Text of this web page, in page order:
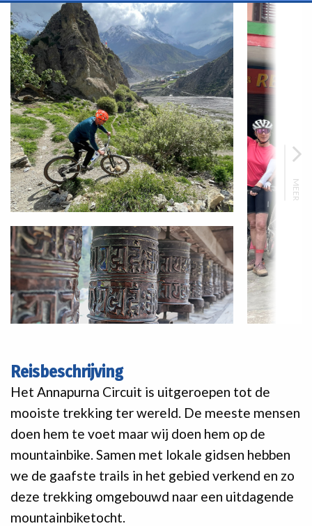
MEER
Reisbeschrijving
Het Annapurna Circuit is uitgeroepen tot de
mooiste trekking ter wereld. De meeste mensen
doen hem te voet maar wij doen hem op de
mountainbike. Samen met lokale gidsen hebben
we de gaafste trails in het gebied verkend en zo
deze trekking omgebouwd naar een uitdagende
mountainbiketocht.